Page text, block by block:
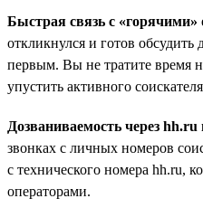
Быстрая связь с
откликнулся и готов
первым. Вы не тратите время
упустить активного
Дозваниваемость через
звонках с личных номеров
с технического номера hh.ru,
операторами.